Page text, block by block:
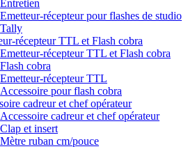
Entretien
Emetteur-récepteur pour flashes de studio
Tally
récepteur TTL et Flash cobra
Emetteur-récepteur TTL et Flash cobra
Flash cobra
Emetteur-récepteur TTL
Accessoire pour flash cobra
cadreur et chef opérateur
Accessoire cadreur et chef opérateur
Clap et insert
Mètre ruban cm/pouce